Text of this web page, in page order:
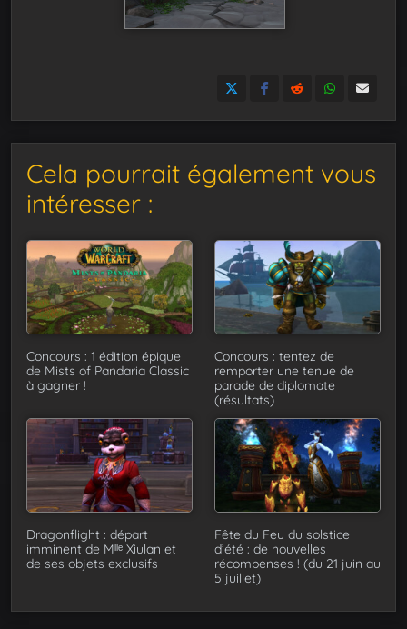
Cela pourrait également vous
intéresser :
Concours : 1 édition épique
de Mists of Pandaria Classic
à gagner !
Concours : tentez de
remporter une tenue de
parade de diplomate
(résultats)
Dragonflight : départ
imminent de Mˡˡᵉ Xiulan et
de ses objets exclusifs
Fête du Feu du solstice
d’été : de nouvelles
récompenses ! (du 21 juin au
5 juillet)